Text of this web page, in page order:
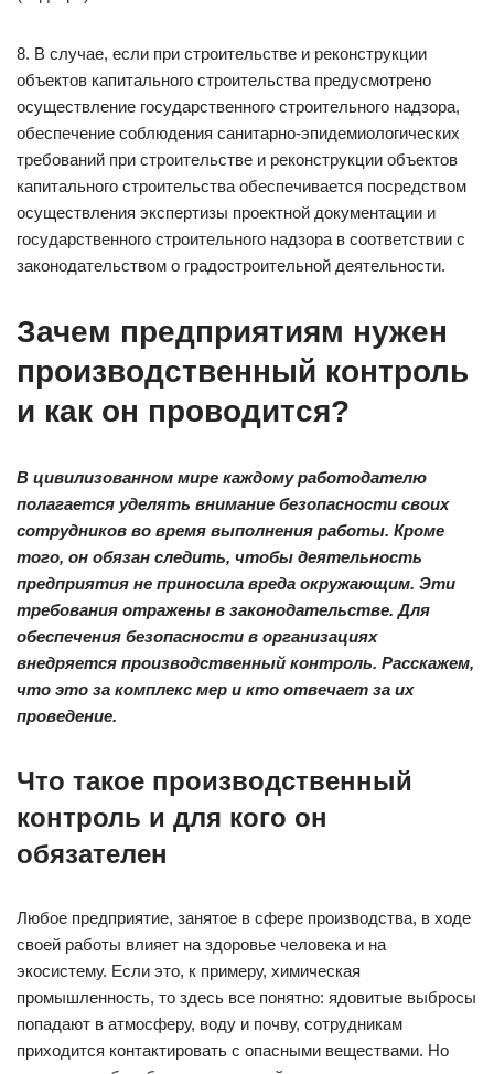
8. В случае, если при строительстве и реконструкции
объектов капитального строительства предусмотрено
осуществление государственного строительного надзора,
обеспечение соблюдения санитарно-эпидемиологических
требований при строительстве и реконструкции объектов
капитального строительства обеспечивается посредством
осуществления экспертизы проектной документации и
государственного строительного надзора в соответствии с
законодательством о градостроительной деятельности.
Зачем предприятиям нужен
производственный контроль
и как он проводится?
В цивилизованном мире каждому работодателю
полагается уделять внимание безопасности своих
сотрудников во время выполнения работы. Кроме
того, он обязан следить, чтобы деятельность
предприятия не приносила вреда окружающим. Эти
требования отражены в законодательстве. Для
обеспечения безопасности в организациях
внедряется производственный контроль. Расскажем,
что это за комплекс мер и кто отвечает за их
проведение.
Что такое производственный
контроль и для кого он
обязателен
Любое предприятие, занятое в сфере производства, в ходе
своей работы влияет на здоровье человека и на
экосистему. Если это, к примеру, химическая
промышленность, то здесь все понятно: ядовитые выбросы
попадают в атмосферу, воду и почву, сотрудникам
приходится контактировать с опасными веществами. Но